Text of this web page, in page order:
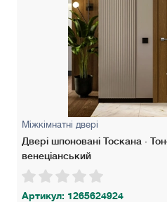
Міжкімнатні двері
Двері шпоновані Тоскана ·
венеціанський
Артикул: 1265624924